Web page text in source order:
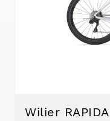
Wilier